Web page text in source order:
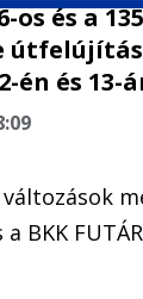
os és a
én és 13-
változások
a BKK